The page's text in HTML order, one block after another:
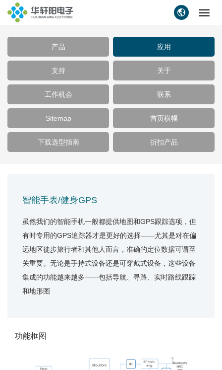
产品 应用
支持 关于
工作机会 联系
Sitemap 首页横幅
下载选型指南 折扣产品
智能手表/健身GPS
虽然我们的智能手机一般都提供地图和GPS跟踪选项，但
有时专用的GPS追踪器才是更好的选择——尤其是对在偏
远地区徒步旅行者和其他人而言，准确的定位数据可谓至
关重要。无论是手持式设备还是可穿戴式设备，这些设备
集成的功能越来越多——包括导航、寻路、实时路线跟踪
和地形图
功能框图